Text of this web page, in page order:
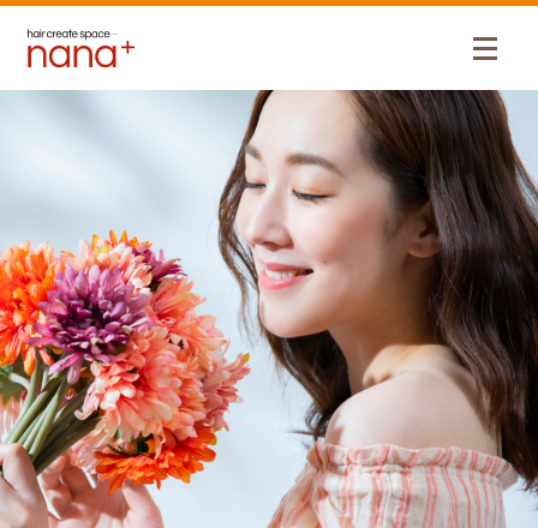
TOPお知らせ5月のネット予約の受付を開始しました